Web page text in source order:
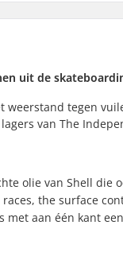
uit de
weerstand tegen
van The
olie van Shell die
the surface
met aan één kant